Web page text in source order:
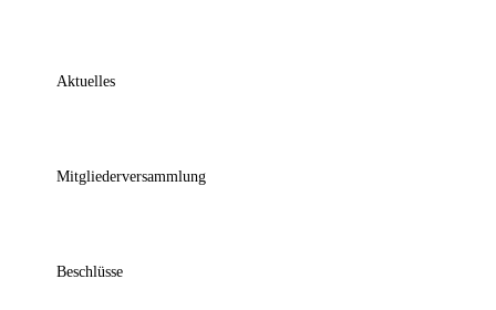
Aktuelles
Mitgliederversammlung
Beschlüsse